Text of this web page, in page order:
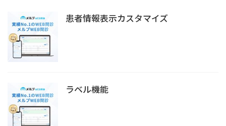
患者情報表示カスタマイズ
ラベル機能